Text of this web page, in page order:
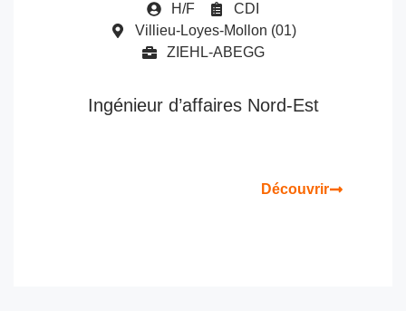
H/F
CDI
Villieu-Loyes-Mollon (01)
ZIEHL-ABEGG
Ingénieur d’affaires Nord-Est
Découvrir